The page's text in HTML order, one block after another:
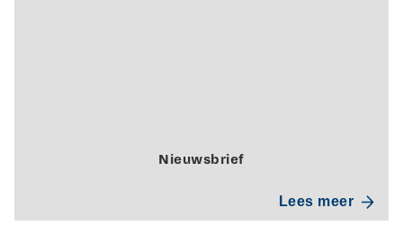
Nieuwsbrief
Lees meer